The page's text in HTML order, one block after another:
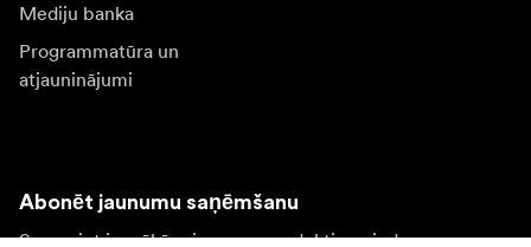
Mediju banka
Programmatūra un
atjauninājumi
Abonēt jaunumu saņēmšanu
Saņemiet jaunākās ziņas par produktiem, iedvesmu un